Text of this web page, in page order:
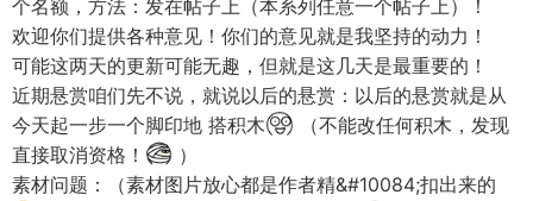
个名额，方法：发在帖子上（本系列任意一个帖子上）！
欢迎你们提供各种意见！你们的意见就是我坚持的动力！
可能这两天的更新可能无趣，但就是这几天是最重要的！
近期悬赏咱们先不说，就说以后的悬赏：以后的悬赏就是从
今天起一步一个脚印地 搭积木
（不能改任何积木，发现
直接取消资格！
）
素材问题：（素材图片放心都是作者精&#10084;扣出来的